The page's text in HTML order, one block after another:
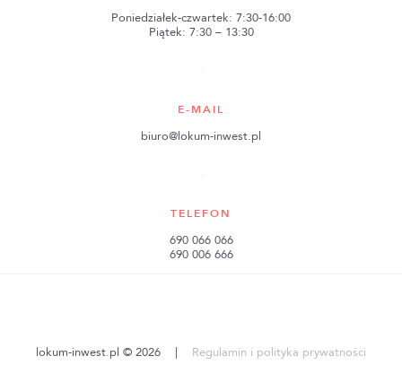
Poniedziałek-czwartek: 7:30-16:00
Piątek: 7:30 – 13:30
E-MAIL
biuro@lokum-inwest.pl
TELEFON
690 066 066
690 006 666
lokum-inwest.pl © 2026 | Regulamin i polityka prywatności